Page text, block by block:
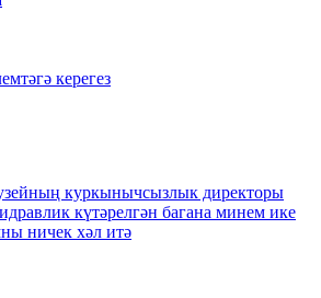
керегез
куркынычсызлык директоры
күтәрелгән багана минем ике
ничек хәл итә